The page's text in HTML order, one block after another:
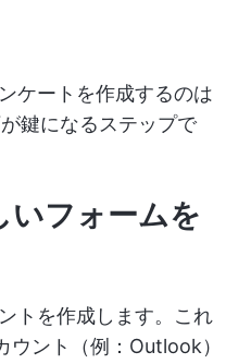
ケートを作成するのは
鍵になるステップで
いフォームを
トを作成します。これ
ント（例：Outlook）